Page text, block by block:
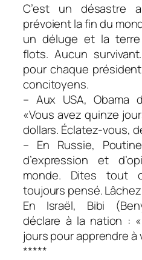
C’est un désastre
prévoient la fin du
un déluge et la
flots. Aucun
pour chaque
concitoyens.
– Aux USA, Obama
«Vous avez quinze
dollars. Éclatez-vous,
– En Russie,
d’expression et
monde. Dites tout
toujours pensé.
En Israël, Bibi
déclare à la nation :
jours pour apprendre à
*****